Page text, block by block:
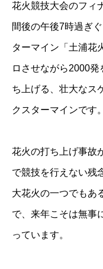
花火競技大会のフィ
間後の午後7時過ぎ
ターマイン「土浦花
ロさせながら2000
ち上げる、壮大なス
クスターマインです。
花火の打ち上げ事故
で競技を行えない残
大花火の一つでもあ
で、来年こそは無事
っています。